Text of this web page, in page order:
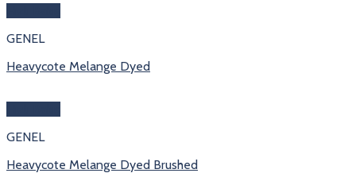
GENEL
Heavycote Melange Dyed
GENEL
Heavycote Melange Dyed Brushed